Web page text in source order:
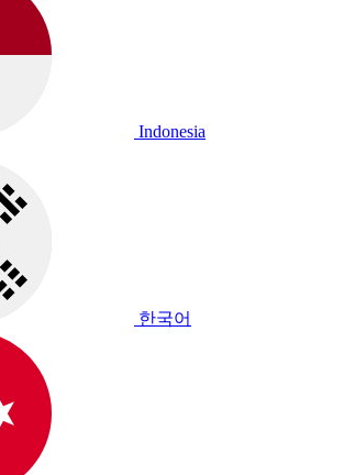
Indonesia
한국어